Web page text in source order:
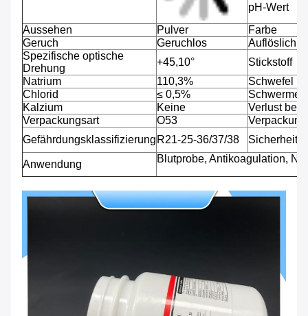
pH-Wert
Aussehen
Pulver
Farbe
Geruch
Geruchlos
Spezifische optische
Drehung
+45,10°
Stickstoff
Natrium
110,3%
Schwefel
Chlorid
≤ 0,5%
Kalzium
Keine
Verlust
Verpackungsart
O53
Gefährdungsklassifizierung R21-25-36/37/38
Anwendung Blutprobe, Antikoagulation,